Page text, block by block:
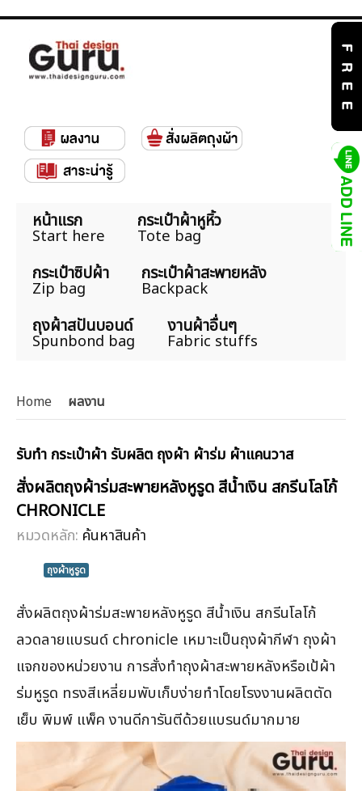
หน้าแรก
Start here
กระเป๋าผ้าหูหิ้ว
Tote bag
กระเป๋าซิปผ้า
Zip bag
กระเป๋าผ้าสะพายหลัง
Backpack
ถุงผ้าสปันบอนด์
Spunbond bag
งานผ้าอื่นๆ
Fabric stuffs
Home ผลงาน
รับทำ กระเป๋าผ้า รับผลิต ถุงผ้า ผ้าร่ม ผ้าแคนวาส
สั่งผลิตถุงผ้าร่มสะพายหลังหูรูด สีน้ำเงิน สกรีนโลโก้
CHRONICLE
หมวดหลัก: ค้นหาสินค้า
ถุงผ้าหูรูด
สั่งผลิตถุงผ้าร่มสะพายหลังหูรูด สีน้ำเงิน สกรีนโลโก้
ลวดลายแบรนด์ chronicle เหมาะเป็นถุงผ้ากีฬา ถุงผ้า
แจกของหน่วยงาน การสั่งทำถุงผ้าสะพายหลังหรือเป้ผ้า
ร่มหูรูด ทรงสีเหลี่ยมพับเก็บง่ายทำโดยโรงงานผลิตตัด
เย็บ พิมพ์ แพ็ค งานดีการันตีด้วยแบรนด์มากมาย